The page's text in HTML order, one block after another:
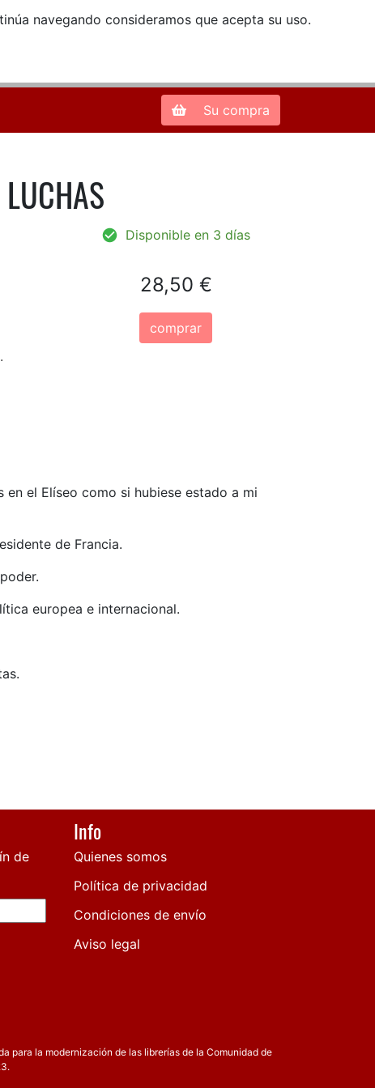
navegando consideramos que acepta su uso.
Zona de Clientes
Su compra
Disponible en 3 días
28,50 €
comprar
el Elíseo como si hubiese estado a mi
de Francia.
europea e internacional.
de
Info
Quienes somos
Política de privacidad
Condiciones de envío
Aviso legal
para la modernización de las librerías de la Comunidad de